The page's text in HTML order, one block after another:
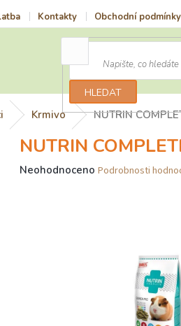
Kontakty Obchodní podmínky
HLEDAT
Krmivo NUTRIN
NUTRIN
Průměrné
Neohodnoceno Podrobnosti